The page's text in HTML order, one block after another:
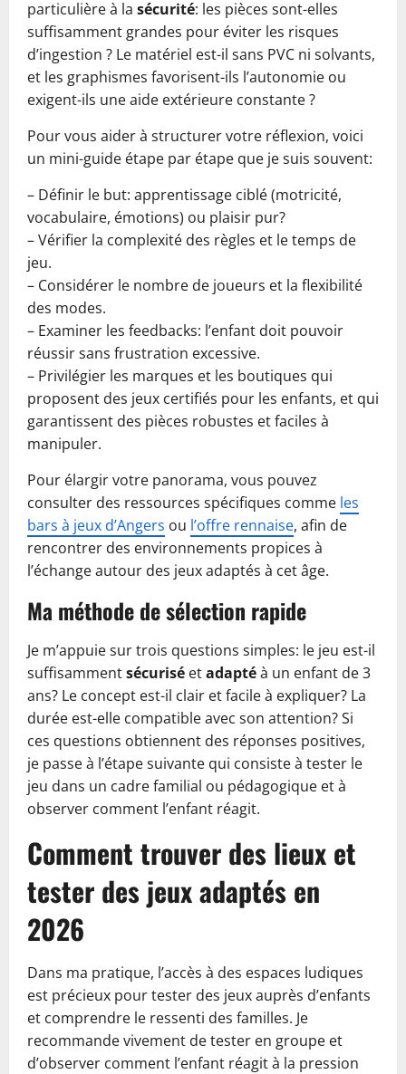
particulière à la sécurité: les pièces sont-elles
suffisamment grandes pour éviter les risques
d’ingestion ? Le matériel est-il sans PVC ni solvants,
et les graphismes favorisent-ils l’autonomie ou
exigent-ils une aide extérieure constante ?
Pour vous aider à structurer votre réflexion, voici
un mini-guide étape par étape que je suis souvent:
– Définir le but: apprentissage ciblé (motricité,
vocabulaire, émotions) ou plaisir pur?
– Vérifier la complexité des règles et le temps de
jeu.
– Considérer le nombre de joueurs et la flexibilité
des modes.
– Examiner les feedbacks: l’enfant doit pouvoir
réussir sans frustration excessive.
– Privilégier les marques et les boutiques qui
proposent des jeux certifiés pour les enfants, et qui
garantissent des pièces robustes et faciles à
manipuler.
Pour élargir votre panorama, vous pouvez
consulter des ressources spécifiques comme les
bars à jeux d’Angers ou l’offre rennaise, afin de
rencontrer des environnements propices à
l’échange autour des jeux adaptés à cet âge.
Ma méthode de sélection rapide
Je m’appuie sur trois questions simples: le jeu est-il
suffisammentsécurisé etadaptéà un enfant de 3
ans? Le concept est-il clair et facile à expliquer? La
durée est-elle compatible avec son attention? Si
ces questions obtiennent des réponses positives,
je passe à l’étape suivante qui consiste à tester le
jeu dans un cadre familial ou pédagogique et à
observer comment l’enfant réagit.
Comment trouver des lieux et
tester des jeux adaptés en
2026
Dans ma pratique, l’accès à des espaces ludiques
est précieux pour tester des jeux auprès d’enfants
et comprendre le ressenti des familles. Je
recommande vivement de tester en groupe et
d’observer comment l’enfant réagit à la pression